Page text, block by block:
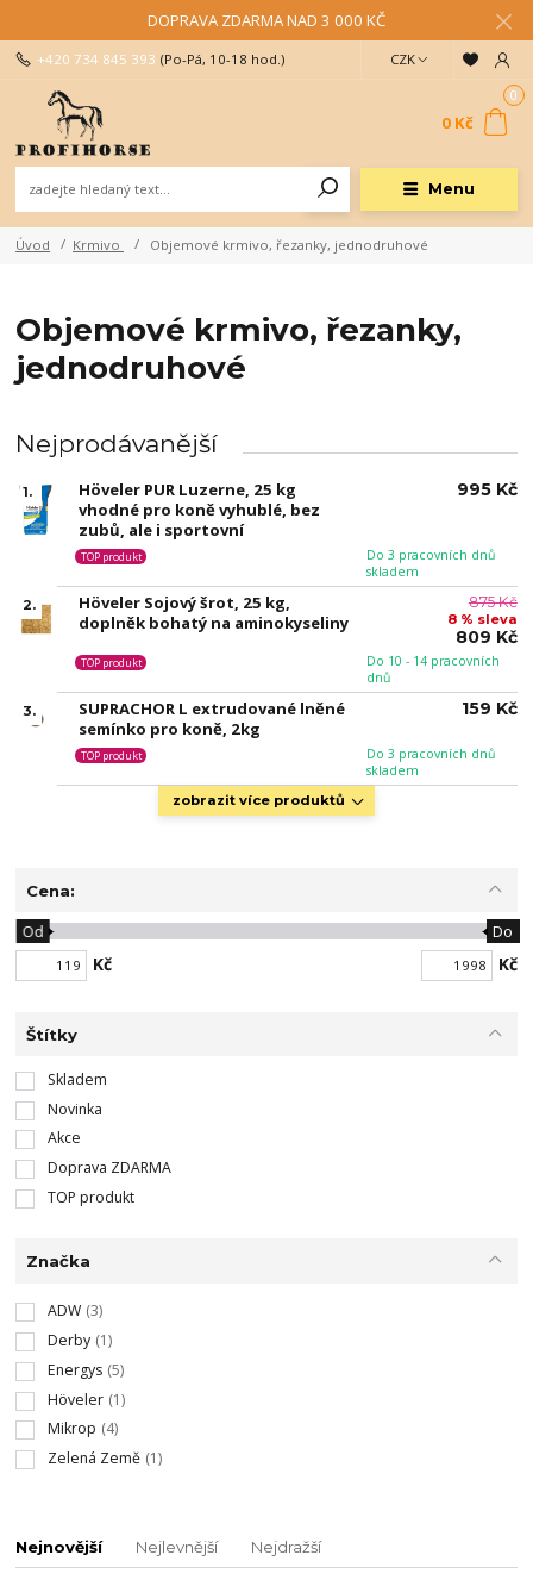
DOPRAVA ZDARMA NAD 3 000 KČ
Menu
CZK
+420 734 845 393 (Po-Pá, 10-18 hod.)
0
0 Kč
Úvod Krmivo Objemové krmivo, řezanky, jednodruhové
Objemové krmivo, řezanky,
jednodruhové
Nejprodávanější
1.
Höveler PUR Luzerne, 25 kg
vhodné pro koně vyhublé, bez
zubů, ale i sportovní
Do 3 pracovních dnů
skladem
TOP produkt
995 Kč
2.
Höveler Sojový šrot, 25 kg,
doplněk bohatý na aminokyseliny
Do 10 - 14 pracovních
dnů
TOP produkt
875 Kč
8 % sleva
809 Kč
3.
SUPRACHOR L extrudované lněné
semínko pro koně, 2kg
Do 3 pracovních dnů
skladem
TOP produkt
159 Kč
zobrazit více produktů
Cena:
Kč
Od Do
Kč
Štítky
Skladem
Novinka
Akce
Doprava ZDARMA
TOP produkt
Značka
ADW (3)
Derby (1)
Energys (5)
Höveler (1)
Mikrop (4)
Zelená Země (1)
Nejnovější Nejlevnější Nejdražší